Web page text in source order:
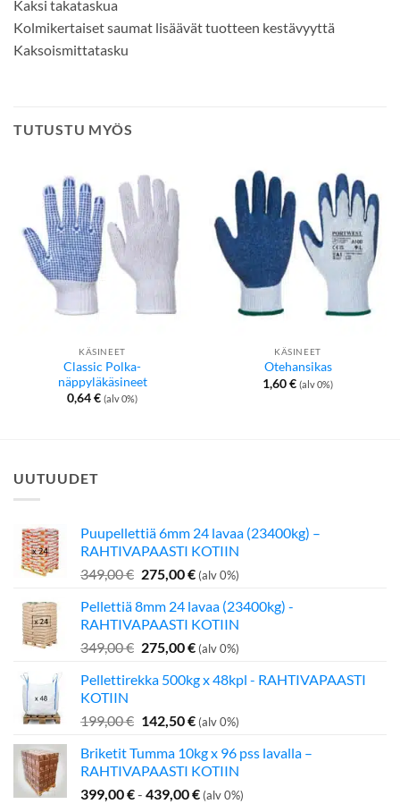
Kaksi takataskua
Kolmikertaiset saumat lisäävät tuotteen kestävyyttä
Kaksoismittatasku
TUTUSTU MYÖS
KÄSINEET
Classic Polka-
näppyläkäsineet
0,64€ (alv 0%)
KÄSINEET
Otehansikas
1,60€ (alv 0%)
UUTUUDET
Puupellettiä 6mm 24 lavaa (23400kg) –
RAHTIVAPAASTI KOTIIN
349,00€ Alkuperäinen
oli:
349,00 €.
275,00€Nykyinen
on:
275,00 €.
(alv 0%)
Pellettiä 8mm 24 lavaa (23400kg) -
RAHTIVAPAASTI KOTIIN
349,00€ Alkuperäinen
oli:
275,00€Nykyinen
on:
(alv 0%)
Pellettirekka 500kg x 48kpl - RAHTIVAPAASTI
KOTIIN
199,00€ Alkuperäinen
oli:
199,00 €.
142,50€Nykyinen
on:
142,50 €.
(alv 0%)
Briketit Tumma 10kg x 96 pss lavalla –
RAHTIVAPAASTI KOTIIN
399,00€- 439,00€ (alv 0%)